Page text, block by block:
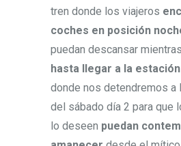
tren donde los viajeros
coches en posición
puedan descansar
hasta llegar a la
donde nos detendremos a
del sábado día 2 para que
lo deseen puedan